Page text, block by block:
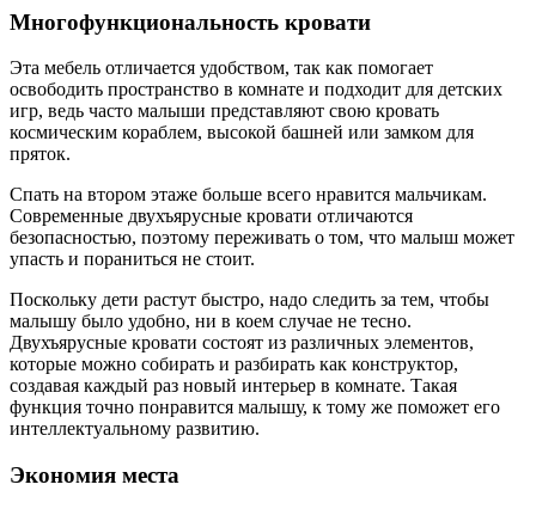
Многофункциональность кровати
Эта мебель отличается удобством, так как помогает
освободить пространство в комнате и подходит для детских
игр, ведь часто малыши представляют свою кровать
космическим кораблем, высокой башней или замком для
пряток.
Спать на втором этаже больше всего нравится мальчикам.
Современные двухъярусные кровати отличаются
безопасностью, поэтому переживать о том, что малыш может
упасть и пораниться не стоит.
Поскольку дети растут быстро, надо следить за тем, чтобы
малышу было удобно, ни в коем случае не тесно.
Двухъярусные кровати состоят из различных элементов,
которые можно собирать и разбирать как конструктор,
создавая каждый раз новый интерьер в комнате. Такая
функция точно понравится малышу, к тому же поможет его
интеллектуальному развитию.
Экономия места